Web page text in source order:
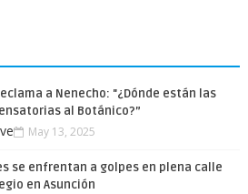
a Nenecho: "¿Dónde están las
al Botánico?”
May 13, 2025
se enfrentan a golpes en plena calle
en Asunción